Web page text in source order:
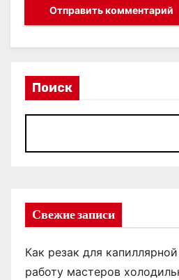
Поиск
Свежие записи
Как резак для
работу мастеров